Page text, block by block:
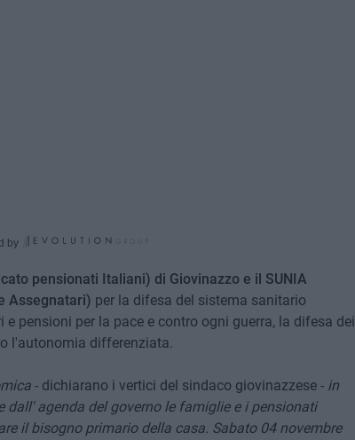
by
pensionati Italiani) di Giovinazzo e il SUNIA
Assegnatari) per la difesa del sistema sanitario
pensioni per la pace e contro ogni guerra, la difesa dei
l'autonomia differenziata.
- dichiarano i vertici del sindaco giovinazzese -in
agenda del governo le famiglie e i pensionati
il bisogno primario della casa. Sabato 04 novembre